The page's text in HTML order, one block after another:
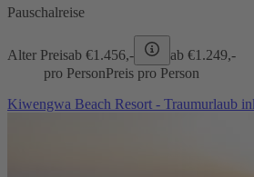
Pauschalreise
Alter Preisab €1.456,- ab €1.249,-
pro PersonPreis pro Person
Kiwengwa Beach Resort - Traumurlaub